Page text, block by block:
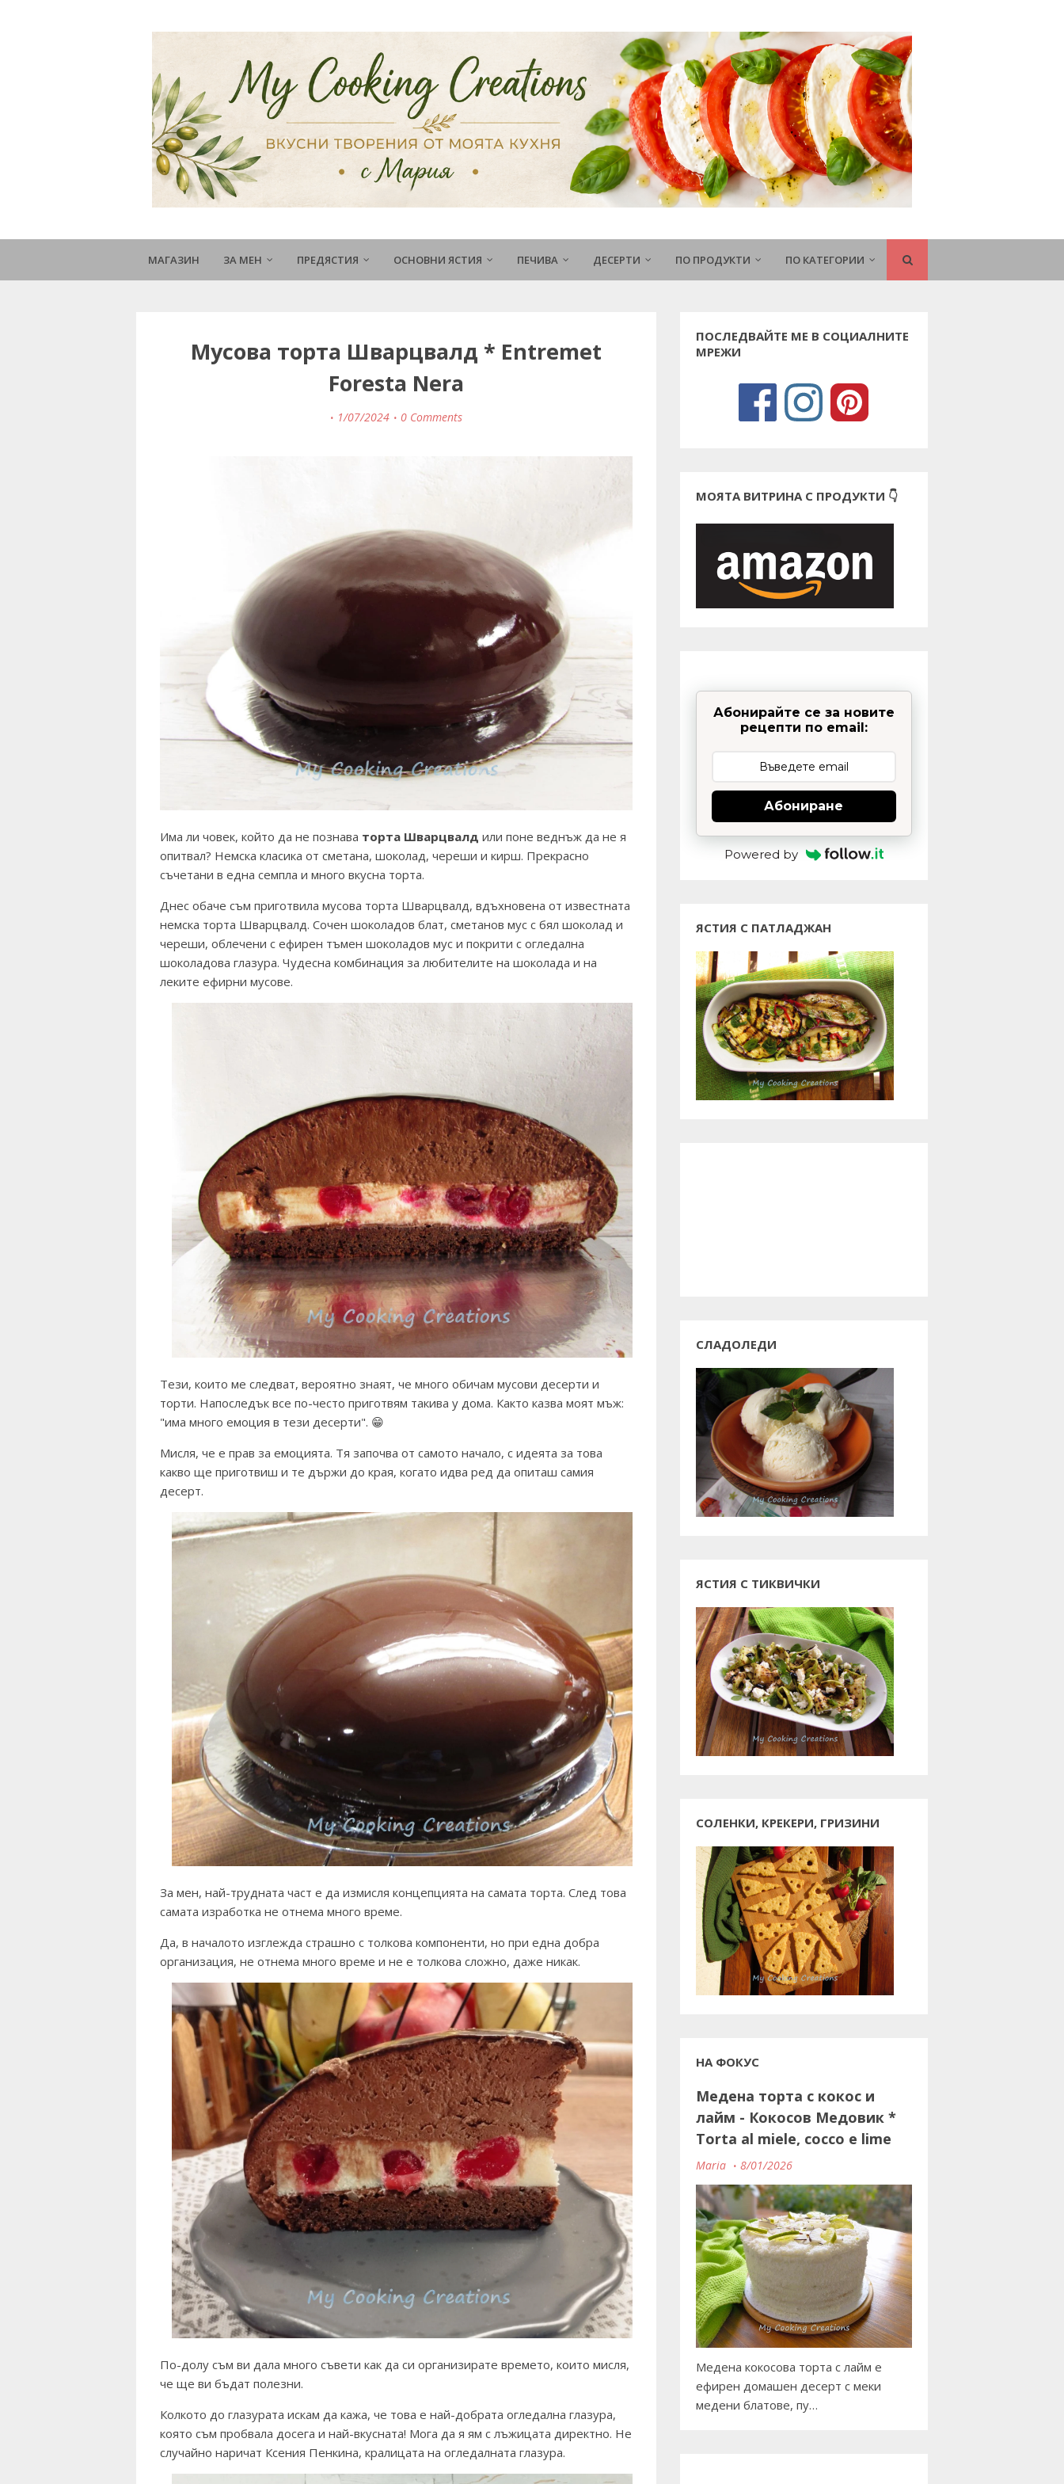
МАГАЗИН ЗА МЕН ПРЕДЯСТИЯ ОСНОВНИ ЯСТИЯ ПЕЧИВА ДЕСЕРТИ ПО ПРОДУКТИ ПО КАТЕГОРИИ
Мусова торта Шварцвалд * Entremet
Foresta Nera
1/07/2024 0 Comments
Има ли човек, който да не познава торта Шварцвалд или поне веднъж да не я
опитвал? Немска класика от сметана, шоколад, череши и кирш. Прекрасно
съчетани в една семпла и много вкусна торта.
Днес обаче съм приготвила мусова торта Шварцвалд, вдъхновена от известната
немска торта Шварцвалд. Сочен шоколадов блат, сметанов мус с бял шоколад и
череши, облечени с ефирен тъмен шоколадов мус и покрити с огледална
шоколадова глазура. Чудесна комбинация за любителите на шоколада и на
леките ефирни мусове.
Тези, които ме следват, вероятно знаят, че много обичам мусови десерти и
торти. Напоследък все по-често приготвям такива у дома. Както казва моят мъж:
"има много емоция в тези десерти". 😁
Мисля, че е прав за емоцията. Тя започва от самото начало, с идеята за това
какво ще приготвиш и те държи до края, когато идва ред да опиташ самия
десерт.
За мен, най-трудната част е да измисля концепцията на самата торта. След това
самата изработка не отнема много време.
Да, в началото изглежда страшно с толкова компоненти, но при една добра
организация, не отнема много време и не е толкова сложно, даже никак.
По-долу съм ви дала много съвети как да си организирате времето, които мисля,
че ще ви бъдат полезни.
Колкото до глазурата искам да кажа, че това е най-добрата огледална глазура,
която съм пробвала досега и най-вкусната! Мога да я ям с лъжицата директно. Не
случайно наричат Ксения Пенкина, кралицата на огледалната глазура.
ПОСЛЕДВАЙТЕ МЕ В СОЦИАЛНИТЕ
МРЕЖИ
МОЯТА ВИТРИНА С ПРОДУКТИ 👇
Абонирайте се за новите
рецепти по email:
Абониране
Powered by
ЯСТИЯ С ПАТЛАДЖАН
СЛАДОЛЕДИ
ЯСТИЯ С ТИКВИЧКИ
СОЛЕНКИ, КРЕКЕРИ, ГРИЗИНИ
НА ФОКУС
Медена торта с кокос и
лайм - Кокосов Медовик *
Torta al miele, cocco e lime
Maria 8/01/2026
Медена кокосова торта с лайм е
ефирен домашен десерт с меки
медени блатове, пу…